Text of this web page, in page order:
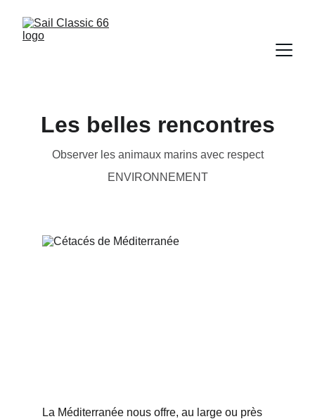
Les belles rencontres
Observer les animaux marins avec respect
ENVIRONNEMENT
La Méditerranée nous offre, au large ou près